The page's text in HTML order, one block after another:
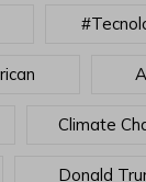
Climate
Donald